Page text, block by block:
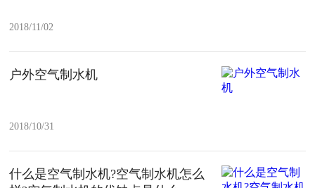
2018/11/02
户外空气制水机
2018/10/31
什么是空气制水机?空气制水机怎么